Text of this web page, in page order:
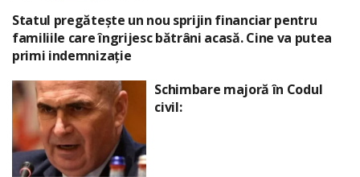
Statul pregătește un nou sprijin financiar pentru
familiile care îngrijesc bătrâni acasă. Cine va putea
primi indemnizație
Schimbare majoră în Codul
civil: